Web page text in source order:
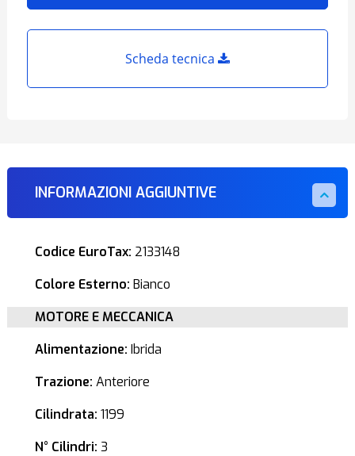
Scheda tecnica
INFORMAZIONI AGGIUNTIVE
Codice EuroTax: 2133148
Colore Esterno: Bianco
MOTORE E MECCANICA
Alimentazione: Ibrida
Trazione: Anteriore
Cilindrata: 1199
N° Cilindri: 3